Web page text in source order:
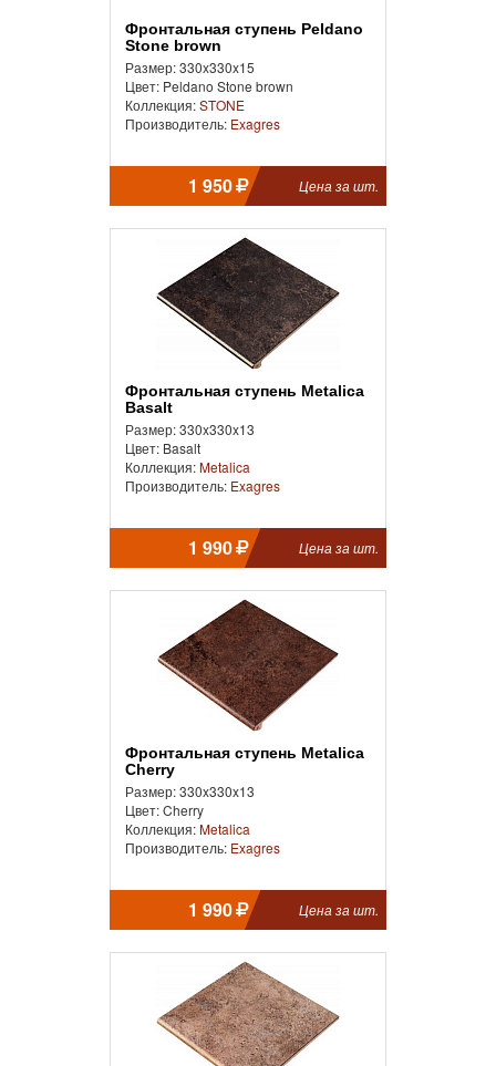
Фронтальная ступень Peldano
Stone brown
Размер: 330x330x15
Цвет: Peldano Stone brown
Коллекция:STONE
Производитель: Exagres
1 950 Цена за шт.
Фронтальная ступень Metalica
Basalt
Размер: 330x330x13
Цвет: Basalt
Коллекция:Metalica
Производитель: Exagres
1 990 Цена за шт.
Фронтальная ступень Metalica
Cherry
Размер: 330x330x13
Цвет: Cherry
Коллекция:Metalica
Производитель: Exagres
1 990 Цена за шт.